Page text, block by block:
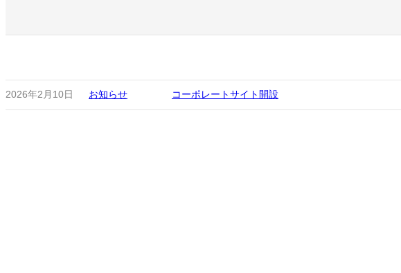
2026年2月10日 お知らせ コーポレートサイト開設